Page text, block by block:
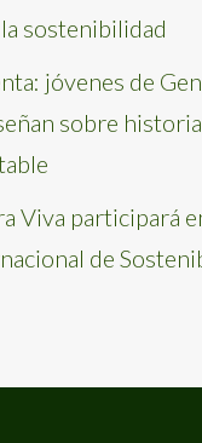
sostenibilidad
jóvenes de
sobre
Viva participará
de